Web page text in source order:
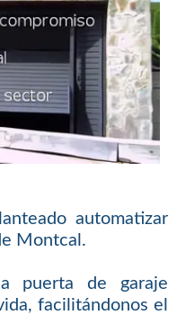
automatizar
Montcal.
puerta de garaje
facilitándonos el